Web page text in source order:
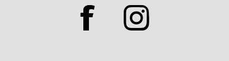
facebook